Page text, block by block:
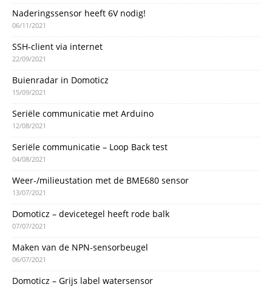
Naderingssensor heeft 6V nodig!
06/11/2021
SSH-client via internet
22/09/2021
Buienradar in Domoticz
15/09/2021
Seriële communicatie met Arduino
12/08/2021
Seriële communicatie – Loop Back test
04/08/2021
Weer-/milieustation met de BME680 sensor
13/07/2021
Domoticz – devicetegel heeft rode balk
07/07/2021
Maken van de NPN-sensorbeugel
06/07/2021
Domoticz – Grijs label watersensor